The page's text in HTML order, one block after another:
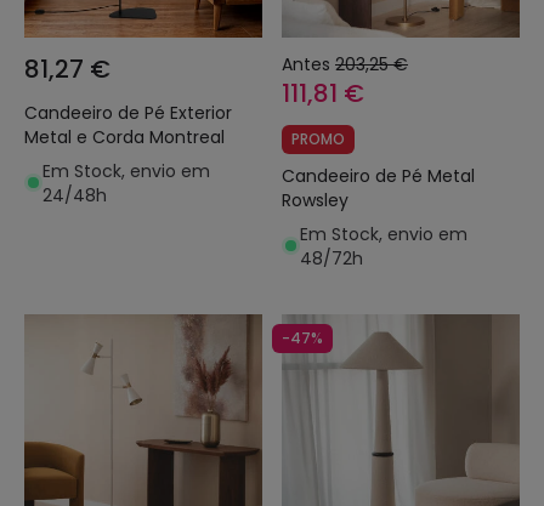
81,27 €
Candeeiro de Pé Exterior
Metal e Corda Montreal
Em Stock, envio em
24/48h
Antes 203,25 €
111,81 €
PROMO
Candeeiro de Pé Metal
Rowsley
Em Stock, envio em
48/72h
-47%